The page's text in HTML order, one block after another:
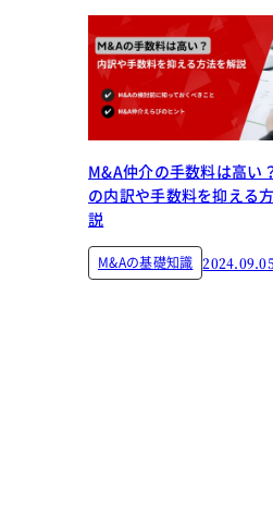
M&A仲介の手数料は高い
の内訳や手数料を抑える
説
M&Aの基礎知識